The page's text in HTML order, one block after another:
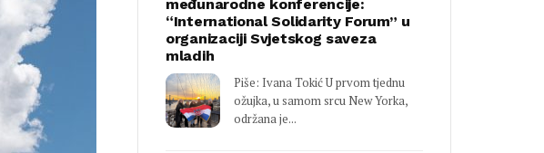
međunarodne konferencije:
“International Solidarity Forum” u
organizaciji Svjetskog saveza
mladih
Piše: Ivana Tokić U prvom tjednu
ožujka, u samom srcu New Yorka,
održana je...